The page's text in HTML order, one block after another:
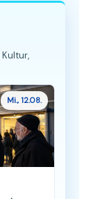
Mi., 12.08.